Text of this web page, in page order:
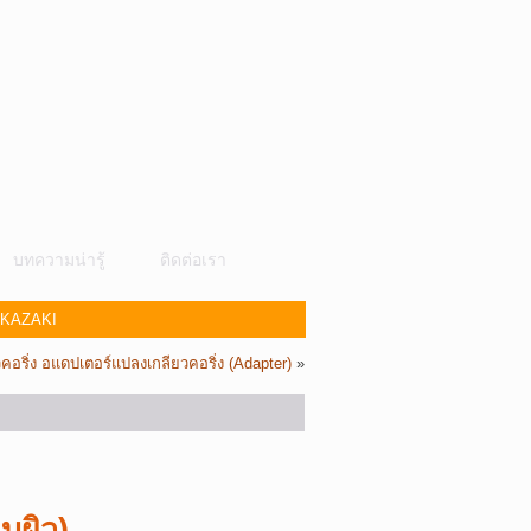
บทความน่ารู้ ติดต่อเรา
อริ่ง อแดปเตอร์แปลงเกลียวคอริ่ง (Adapter) »